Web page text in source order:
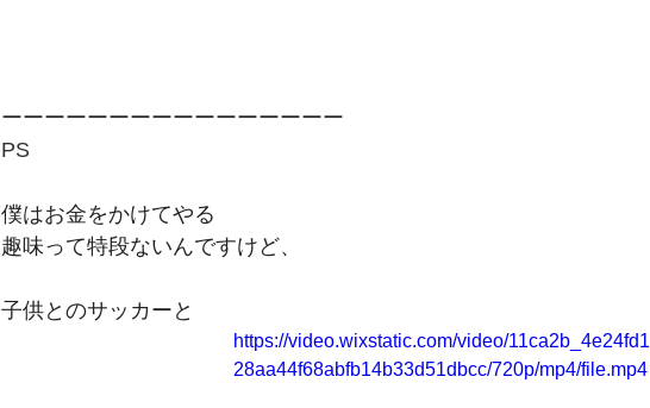
ーーーーーーーーーーーーーーーー
PS
僕はお金をかけてやる
趣味って特段ないんですけど、
子供とのサッカーと
https://video.wixstatic.com/video/11ca2b_4e24fd1
28aa44f68abfb14b33d51dbcc/720p/mp4/file.mp4